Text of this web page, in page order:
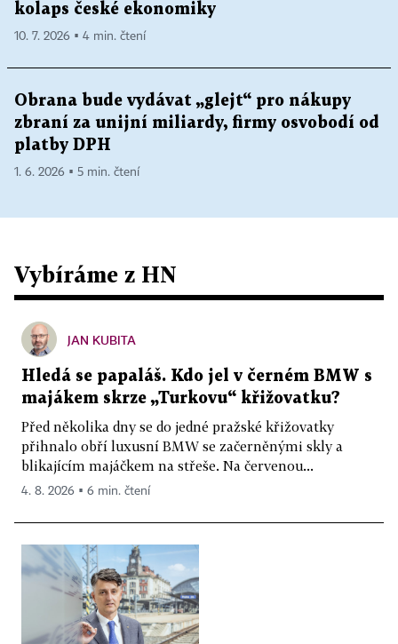
kolaps české ekonomiky
10. 7. 2026 ▪ 4 min. čtení
Obrana bude vydávat „glejt“ pro nákupy
zbraní za unijní miliardy, firmy osvobodí od
platby DPH
1. 6. 2026 ▪ 5 min. čtení
Vybíráme z HN
JAN KUBITA
Hledá se papaláš. Kdo jel v černém BMW s
majákem skrze „Turkovu“ křižovatku?
Před několika dny se do jedné pražské křižovatky
přihnalo obří luxusní BMW se začerněnými skly a
blikajícím majáčkem na střeše. Na červenou...
4. 8. 2026 ▪ 6 min. čtení